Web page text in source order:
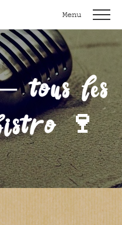
Menu
tous les
🍷